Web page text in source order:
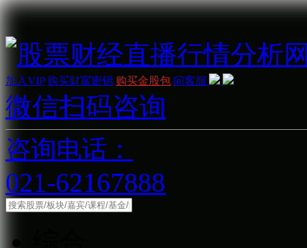
加入VIP 购买财富密钥 购买金股包 问客服
微信扫码咨询
咨询电话：
021-62167888